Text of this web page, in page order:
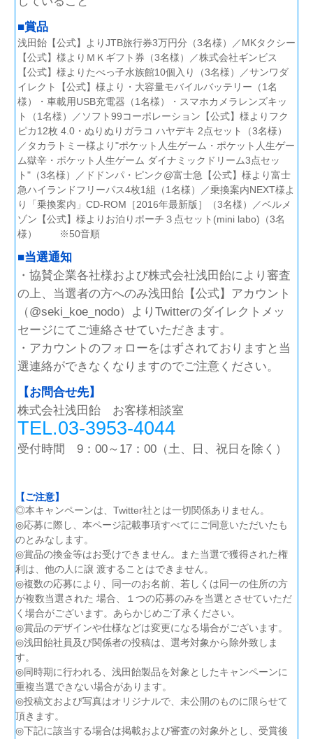
■賞品
浅田飴【公式】よりJTB旅行券3万円分（3名様）／MKタクシー
【公式】様よりＭＫギフト券（3名様）／株式会社ギンビス
【公式】様よりたべっ子水族館10個入り（3名様）／サンワダ
イレクト【公式】様より・大容量モバイルバッテリー（1名
様）・車載用USB充電器（1名様）・スマホカメラレンズキッ
ト（1名様）／ソフト99コーポレーション【公式】様よりフク
ピカ12枚 4.0・ぬりぬりガラコ ハヤデキ 2点セット（3名様）
／タカラトミー様より"ポケット人生ゲーム・ポケット人生ゲー
ム獄辛・ポケット人生ゲーム ダイナミックドリーム3点セッ
ト"（3名様）／ドドンパ・ピンク@富士急【公式】様より富士
急ハイランドフリーパス4枚1組（1名様）／乗換案内NEXT様よ
り「乗換案内」CD-ROM［2016年最新版］（3名様）／ベルメ
ゾン【公式】様よりお泊りポーチ３点セット(mini labo)​（3名
様） ※50音順
■当選通知
・協賛企業各社様および株式会社浅田飴により審査
の上、当選者の方へのみ浅田飴【公式】アカウント
（@seki_koe_nodo）よりTwitterのダイレクトメッ
セージにてご連絡させていただきます。
・アカウントのフォローをはずされておりますと当
選連絡ができなくなりますのでご注意ください。
【お問合せ先】
株式会社浅田飴 お客様相談室
TEL.03-3953-4044
受付時間 9：00～17：00（土、日、祝日を除く）
【ご注意】
◎本キャンペーンは、Twitter社とは一切関係ありません。
◎応募に際し、本ページ記載事項すべてにご同意いただいたも
のとみなします。
◎賞品の換金等はお受けできません。また当選で獲得された権
利は、他の人に譲 渡することはできません。
◎複数の応募により、同一のお名前、若しくは同一の住所の方
が複数当選された 場合、１つの応募のみを当選とさせていただ
く場合がございます。あらかじめご了承ください。
◎賞品のデザインや仕様などは変更になる場合がございます。
◎浅田飴社員及び関係者の投稿は、選考対象から除外致しま
す。
◎同時期に行われる、浅田飴製品を対象としたキャンペーンに
重複当選できない場合があります。
◎投稿文および写真はオリジナルで、未公開のものに限らせて
頂きます。
◎下記に該当する場合は掲載および審査の対象外とし、受賞後